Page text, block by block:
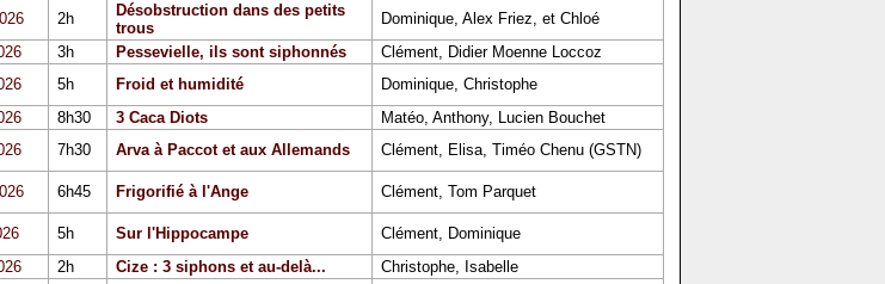
2h
Désobstruction dans des petits
trous
Dominique, Alex Friez, et Chloé
3h Pessevielle, ils sont siphonnés
Clément, Didier Moenne Loccoz
5h Froid et humidité
Dominique, Christophe
8h30 3 Caca Diots
Matéo, Anthony, Lucien Bouchet
7h30 Arva à Paccot et aux Allemands
Clément, Elisa, Timéo Chenu (GSTN)
6h45 Frigorifié à l'Ange
Clément, Tom Parquet
5h Sur l'Hippocampe
Clément, Dominique
2h Cize : 3 siphons et au-delà...
Christophe, Isabelle